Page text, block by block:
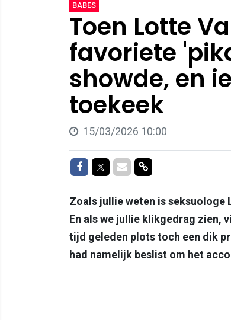
BABES
Toen Lotte
favoriete
showde, en
toekeek
15/03/2026 10:00
Delen op Facebook
Delen op Twitter
Delen via Mail
Delen via link
Zoals jullie weten is seksuologe
En als we jullie klikgedrag zien,
tijd geleden plots toch een dik
had namelijk beslist om het